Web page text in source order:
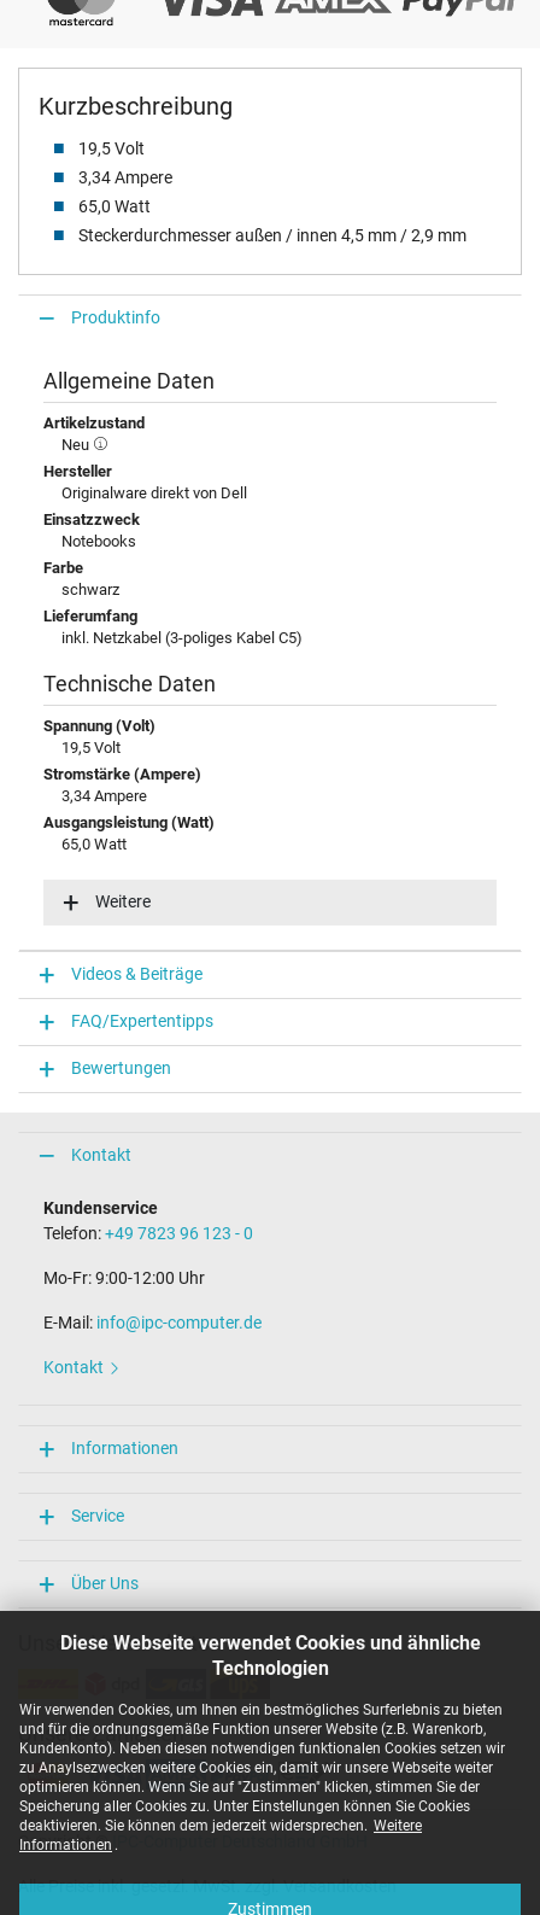
Diese Webseite verwendet Cookies und ähnliche
Technologien
Wir verwenden Cookies, um Ihnen ein bestmögliches Surferlebnis zu bieten
und für die ordnungsgemäße Funktion unserer Website (z.B. Warenkorb,
Kundenkonto). Neben diesen notwendigen funktionalen Cookies setzen wir
zu Anaylsezwecken weitere Cookies ein, damit wir unsere Webseite weiter
optimieren können. Wenn Sie auf "Zustimmen" klicken, stimmen Sie der
Speicherung aller Cookies zu. Unter Einstellungen können Sie Cookies
deaktivieren. Sie können dem jederzeit widersprechen. Weitere
Informationen .
Zustimmen
Kurzbeschreibung
19,5 Volt
3,34 Ampere
65,0 Watt
Steckerdurchmesser außen / innen 4,5 mm / 2,9 mm
Produktinfo
Allgemeine Daten
Artikelzustand
Neu
Hersteller
Originalware direkt von Dell
Einsatzzweck
Notebooks
Farbe
schwarz
Lieferumfang
inkl. Netzkabel (3-poliges Kabel C5)
Technische Daten
Spannung (Volt)
19,5 Volt
Stromstärke (Ampere)
3,34 Ampere
Ausgangsleistung (Watt)
65,0 Watt
100-240V / 50-60Hz
Funktions-LED
Funktions-LED im Stecker
Notebook Stecker
Steckertyp / -form
rund / 180° gerade
9,5 mm
Ja
Länge Anschlusskabel (m) (ca.)
Länge / Breite / Höhe
Weitere Daten
Ja
CE
N
PSE
SEC
Singapore Safety Mark
TÜV Argentina Certificado
TÜV Geprüfte Sicherheit
UKCA
UL Listed
Weitere
Videos & Beiträge
FAQ/Expertentipps
Bewertungen
Kontakt
Kundenservice
Telefon:+49 7823 96 123 - 0
Mo-Fr: 9:00-12:00 Uhr
E-Mail: info@ipc-computer.de
Kontakt
Informationen
Service
Über Uns
Unsere Versandarten
Unsere Zahlarten
Copyright ©
Alle Preise inkl. gesetzl. MwSt. zzgl. Versandkosten